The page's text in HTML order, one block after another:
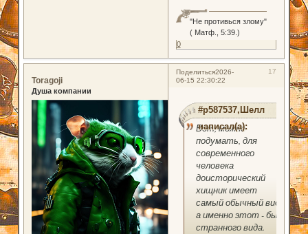
"Не противься злому"
( Матф., 5:39.)
0
Поделиться 17
2026-
06-15 22:30:22
Toragoji
Душа компании
#p587537,Шелл
написал(а):
Вот, можно
подумать, для
современного
человека
доисторический
хищник имеет
самый обычный вид,
а именно этот - был
странного вида.